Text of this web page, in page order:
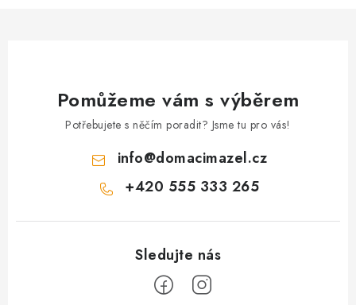
Pomůžeme vám s výběrem
Potřebujete s něčím poradit? Jsme tu pro vás!
info@domacimazel.cz
+420 555 333 265